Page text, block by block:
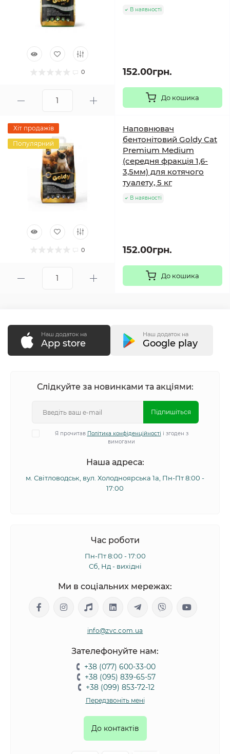
0
В наявності
152.00грн.
До кошика
Хіт продажів
Популярний
0
Наповнювач
бентонітовий Goldy Cat
Premium Medium
(середня фракція 1,6-
3,5мм) для котячого
туалету, 5 кг
В наявності
152.00грн.
До кошика
Наш додаток на
App store
Наш додаток на
Google play
Слідкуйте за новинками та акціями:
Підпишіться
Я прочитав Політика конфіденційності і згоден з
вимогами
Наша адреса:
м. Світловодськ, вул. Холодноярська 1а, Пн-Пт 8:00 -
17:00
Час роботи
Пн-Пт 8:00 - 17:00
Сб, Нд - вихідні
Ми в соціальних мережах:
info@zvc.com.ua
Зателефонуйте нам:
+38 (077) 600-33-00
+38 (095) 839-65-57
+38 (099) 853-72-12
Передзвоніть мені
До контактів